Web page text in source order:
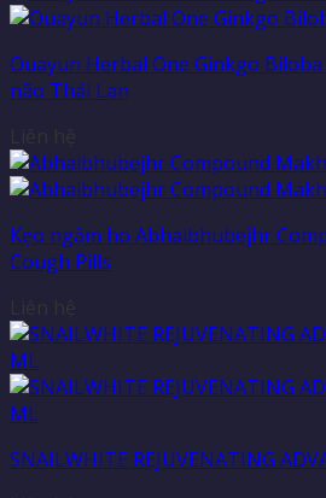
Ouayun Herbal One Ginkgo
não Thái Lan
Kẹo ngậm ho Abhaibhubejhr
Cough Pills
SNAILWHITE REJUVENATING